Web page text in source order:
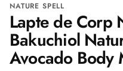
NATURE SPELL
Lapte de Corp
Bakuchiol
Avocado Body